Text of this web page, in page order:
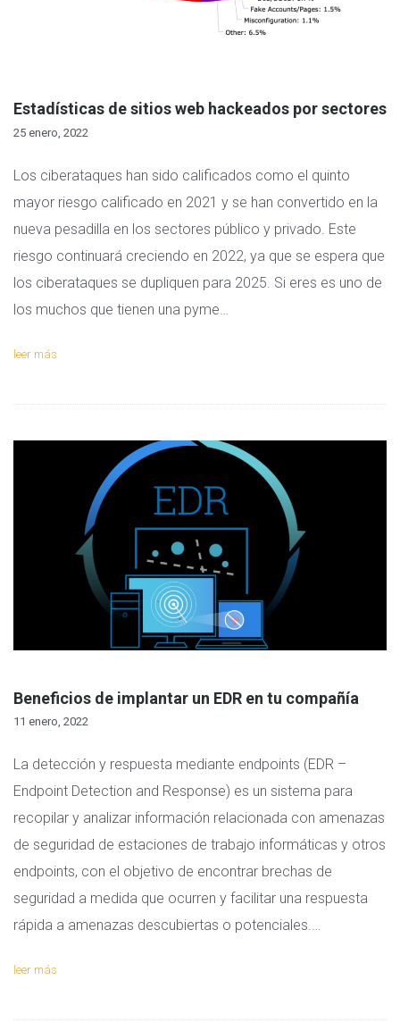
Estadísticas de sitios web hackeados por sectores
25 enero, 2022
Los ciberataques han sido calificados como el quinto
mayor riesgo calificado en 2021 y se han convertido en la
nueva pesadilla en los sectores público y privado. Este
riesgo continuará creciendo en 2022, ya que se espera que
los ciberataques se dupliquen para 2025. Si eres es uno de
los muchos que tienen una pyme…
leer más
Beneficios de implantar un EDR en tu compañía
11 enero, 2022
La detección y respuesta mediante endpoints (EDR –
Endpoint Detection and Response) es un sistema para
recopilar y analizar información relacionada con amenazas
de seguridad de estaciones de trabajo informáticas y otros
endpoints, con el objetivo de encontrar brechas de
seguridad a medida que ocurren y facilitar una respuesta
rápida a amenazas descubiertas o potenciales.…
leer más